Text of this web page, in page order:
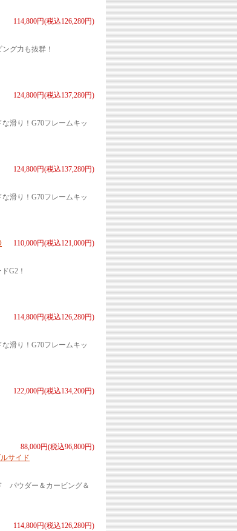
114,800円(税込126,280円)
グ力も抜群！
124,800円(税込137,280円)
滑り！G70フレームキッ
124,800円(税込137,280円)
滑り！G70フレームキッ
110,000円(税込121,000円)
G2！
114,800円(税込126,280円)
滑り！G70フレームキッ
122,000円(税込134,200円)
88,000円(税込96,800円)
サイド
パウダー＆カービング＆
114,800円(税込126,280円)